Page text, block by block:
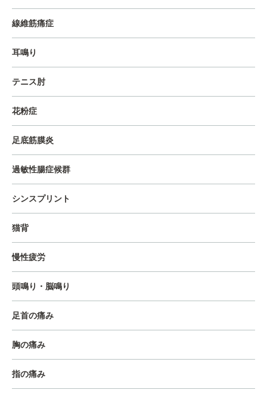
線維筋痛症
耳鳴り
テニス肘
花粉症
足底筋膜炎
過敏性腸症候群
シンスプリント
猫背
慢性疲労
頭鳴り・脳鳴り
足首の痛み
胸の痛み
指の痛み